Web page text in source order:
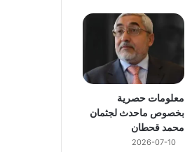
معلومات حصرية
بخصوص ماحدث لجثمان
محمد قحطان
2026-07-10